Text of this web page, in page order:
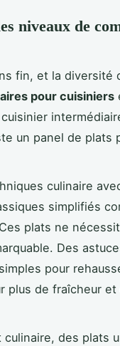
niveaux de
fin, et la diversité
pour cuisiniers
un panel de plats
culinaire
simplifiés
plats ne
Des
pour
plus de fraîcheur et
des plats